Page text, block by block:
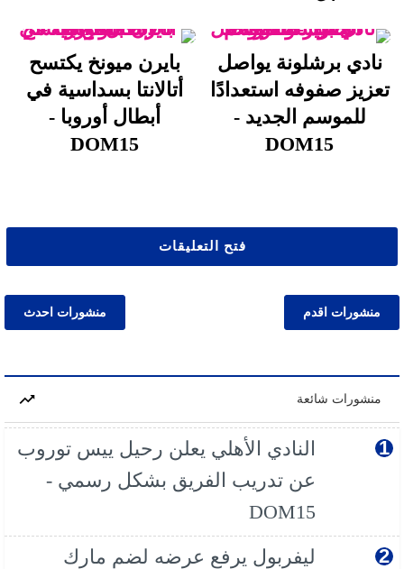
نادي برشلونة يواصل
تعزيز صفوفه استعدادًا
للموسم الجديد -
DOM15
بايرن ميونخ يكتسح
أتالانتا بسداسية في
أبطال أوروبا -
DOM15
فتح التعليقات
منشورات احدث منشورات اقدم
منشورات شائعة
النادي الأهلي يعلن رحيل ييس توروب
عن تدريب الفريق بشكل رسمي -
DOM15
ليفربول يرفع عرضه لضم مارك